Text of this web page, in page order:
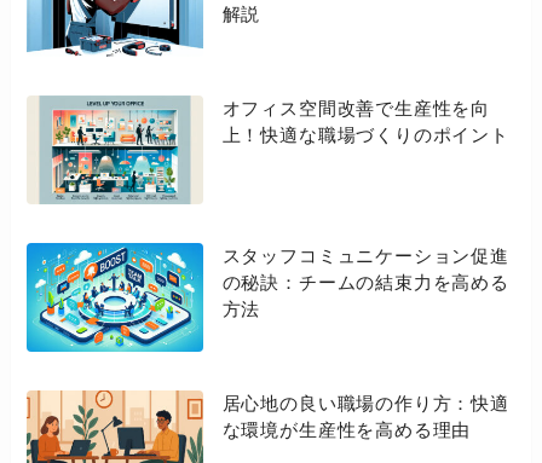
解説
オフィス空間改善で生産性を向
上！快適な職場づくりのポイント
スタッフコミュニケーション促進
の秘訣：チームの結束力を高める
方法
居心地の良い職場の作り方：快適
な環境が生産性を高める理由